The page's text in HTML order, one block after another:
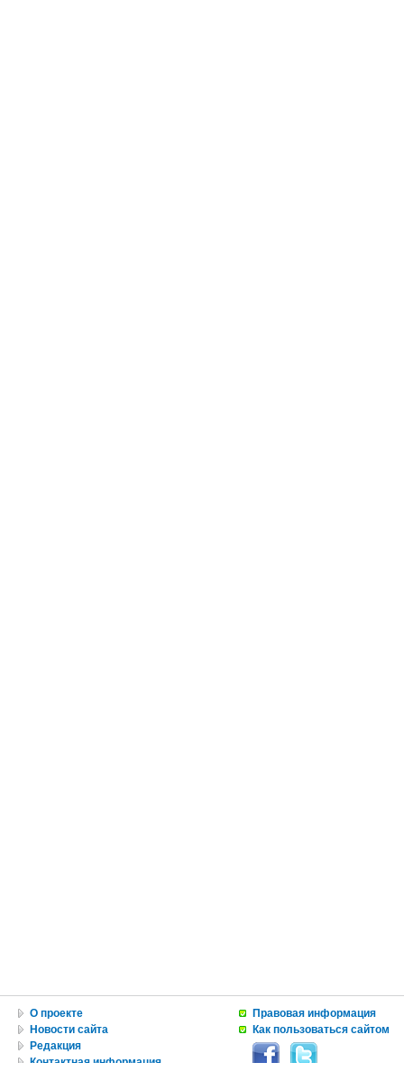
О проекте
Новости сайта
Редакция
Контактная информация
Правовая информация
Как пользоваться сайтом